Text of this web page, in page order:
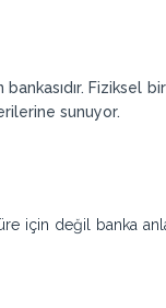
Fiziksel
sunuyor.
için değil banka